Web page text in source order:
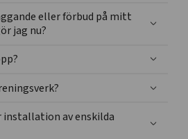
eller förbud på mitt
jag nu?
installation av enskilda